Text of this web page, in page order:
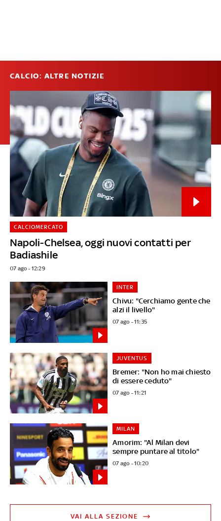
CALCIO: ALTRE NOTIZIE
Napoli-Chelsea, oggi nuovi contatti per
Badiashile
CALCIOMERCATO
07 ago - 12:29
Chivu: "Cerchiamo gente che
alzi il livello"
INTER
07 ago - 11:35
Bremer: "Non ho mai chiesto
di essere ceduto"
JUVENTUS
07 ago - 11:21
Amorim: "Al Milan devi
sempre puntare al titolo"
MILAN
07 ago - 10:20
VAI ALLA SEZIONE